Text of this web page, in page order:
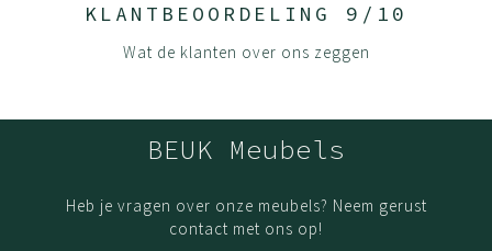
KLANTBEOORDELING 9/10
Wat de klanten over ons zeggen
BEUK Meubels
Heb je vragen over onze meubels? Neem gerust
contact met ons op!